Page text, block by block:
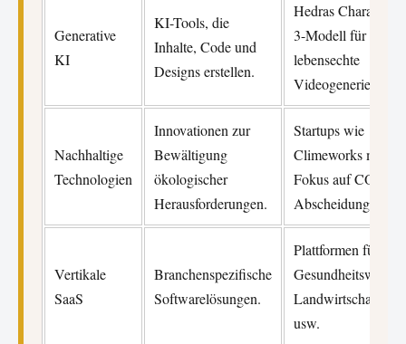
Generative
KI
KI-Tools, die
Inhalte, Code und
Designs erstellen.
Hedras Character-
3-Modell für
lebensechte
Videogenerierung.
Nachhaltige
Technologien
Innovationen zur
Bewältigung
ökologischer
Herausforderungen.
Startups wie
Climeworks mit
Fokus auf CO₂-
Abscheidung.
Vertikale
SaaS
Branchenspezifische
Softwarelösungen.
Plattformen für
Gesundheitswesen,
Landwirtschaft
usw.